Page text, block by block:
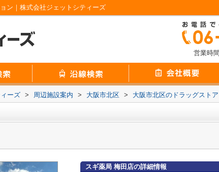
ン｜株式会社ジェットシティーズ
営業時
ーズ > 周辺施設案内 > 大阪市北区 > 大阪市北区のドラッグストア
スギ薬局 梅田店の詳細情報